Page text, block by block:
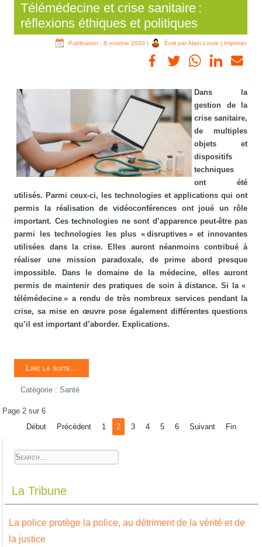
Télémédecine et crise sanitaire :
réflexions éthiques et politiques
Publication : 8 octobre 2020 | Écrit par Alain Loute | Imprimer
Dans la
gestion de la
crise sanitaire,
de multiples
objets et
dispositifs
techniques
ont été
utilisés. Parmi ceux-ci, les technologies et applications qui ont
permis la réalisation de vidéoconférences ont joué un rôle
important. Ces technologies ne sont d’apparence peut-être pas
parmi les technologies les plus « disruptives » et innovantes
utilisées dans la crise. Elles auront néanmoins contribué à
réaliser une mission paradoxale, de prime abord presque
impossible. Dans le domaine de la médecine, elles auront
permis de maintenir des pratiques de soin à distance. Si la «
télémédecine » a rendu de très nombreux services pendant la
crise, sa mise en œuvre pose également différentes questions
qu’il est important d’aborder. Explications.
Lire la suite...
Catégorie :Santé
Page 2 sur 6
Début
Précédent 1 2 3 4 5 6 Suivant Fin
La Tribune
La police protège la police, au détriment de la vérité et de
la justice